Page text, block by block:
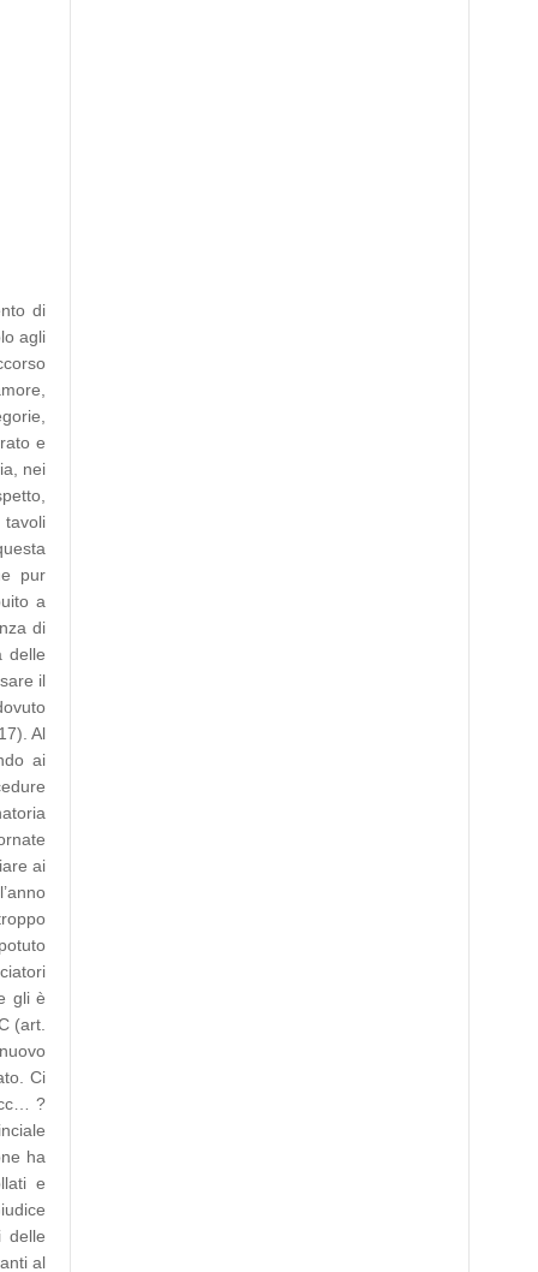
di
agli
e
nei
pur
a
di
delle
il
Al
ai
ai
gli è
(art.
Ci
?
ha
e
delle
al